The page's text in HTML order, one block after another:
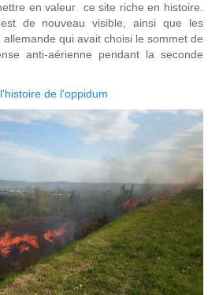
en valeur ce site riche en histoire.
de nouveau visible, ainsi que les
qui avait choisi le sommet de
anti-aérienne pendant la seconde
de l'oppidum